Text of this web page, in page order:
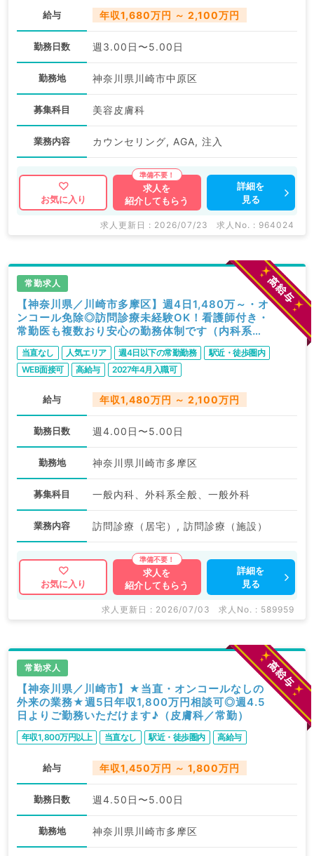
給与 年収1,680万円 ～ 2,100万円
勤務日数 週3.00日〜5.00日
勤務地 神奈川県川崎市中原区
募集科目 美容皮膚科
業務内容 カウンセリング, AGA, 注入
お気に入り
求人を
紹介してもらう
詳細を
見る
求人更新日 : 2026/07/23 求人No. : 964024
常勤求人
【神奈川県／川崎市多摩区】週4日1,480万～・オ
ンコール免除◎訪問診療未経験OK！看護師付き・
常勤医も複数おり安心の勤務体制です（内科系／
常勤）
当直なし 人気エリア 週4日以下の常勤勤務
駅近・徒歩圏内
WEB面接可
高給与 2027年4月入職可
給与 年収1,480万円 ～ 2,100万円
勤務日数 週4.00日〜5.00日
勤務地 神奈川県川崎市多摩区
募集科目 一般内科、外科系全般、一般外科
業務内容 訪問診療（居宅）, 訪問診療（施設）
お気に入り
求人を
紹介してもらう
詳細を
見る
求人更新日 : 2026/07/03 求人No. : 589959
常勤求人
【神奈川県／川崎市】★当直・オンコールなしの
外来の業務★週5日年収1,800万円相談可◎週4.5
日よりご勤務いただけます♪（皮膚科／常勤）
年収1,800万円以上 当直なし 駅近・徒歩圏内 高給与
給与 年収1,450万円 ～ 1,800万円
勤務日数 週4.50日〜5.00日
勤務地 神奈川県川崎市多摩区